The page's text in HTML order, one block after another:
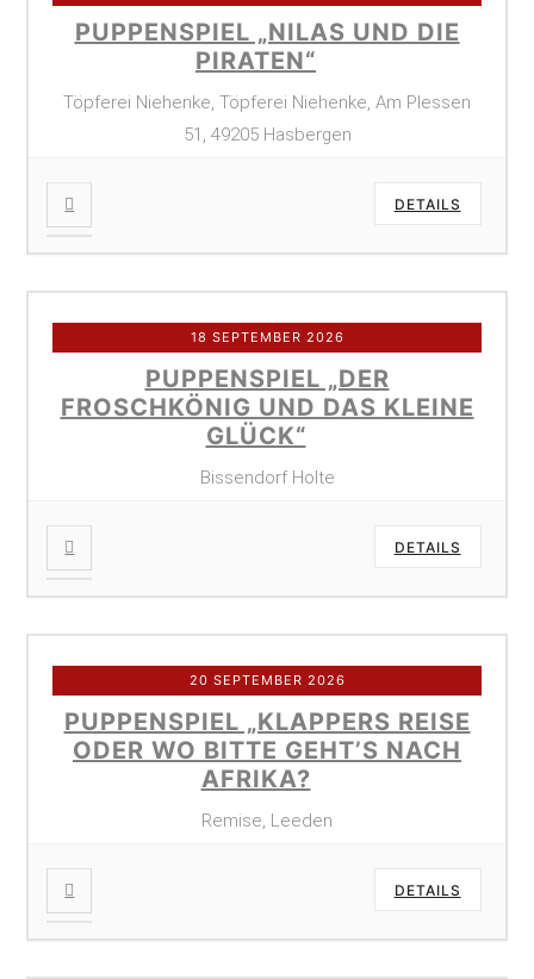
PUPPENSPIEL „NILAS UND DIE
PIRATEN“
Töpferei Niehenke, Töpferei Niehenke, Am Plessen
51, 49205 Hasbergen
DETAILS
18 SEPTEMBER 2026
PUPPENSPIEL „DER
FROSCHKÖNIG UND DAS KLEINE
GLÜCK“
Bissendorf Holte
DETAILS
20 SEPTEMBER 2026
PUPPENSPIEL „KLAPPERS REISE
ODER WO BITTE GEHT’S NACH
AFRIKA?
Remise, Leeden
DETAILS